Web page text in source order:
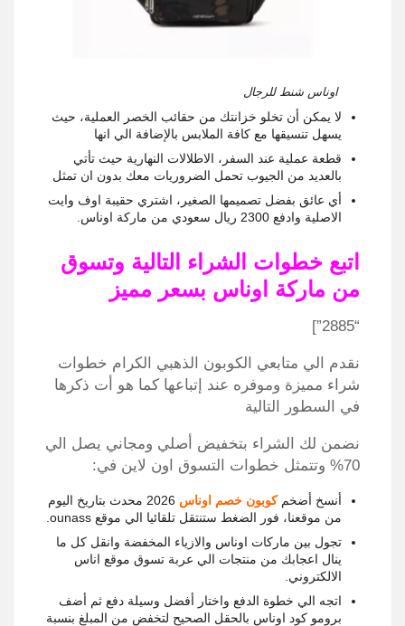
اوناس شنط للرجال
لا يمكن أن تخلو خزانتك من حقائب الخصر العملية، حيث
يسهل تنسيقها مع كافة الملابس بالإضافة الي انها
قطعة عملية عند السفر، الاطلالات النهارية حيث تأتي
بالعديد من الجيوب تحمل الضروريات معك بدون ان تمثل
أي عائق بفضل تصميمها الصغير، اشتري حقيبة اوف وايت
الاصلية وادفع 2300 ريال سعودي من ماركة اوناس.
اتبع خطوات الشراء التالية وتسوق
من ماركة اوناس بسعر مميز
“2885”]
نقدم الي متابعي الكوبون الذهبي الكرام خطوات
شراء مميزة وموفره عند إتباعها كما هو أت ذكرها
في السطور التالية
نضمن لك الشراء بتخفيض أصلي ومجاني يصل الي
70% وتتمثل خطوات التسوق اون لاين في:
أنسخ أضخمكوبون خصم اوناس
2026 محدث بتاريخ اليوم
من موقعنا، فور الضغط ستنتقل تلقائيا الي موقع ounass.
تجول بين ماركات اوناس والازياء المخفضة وانقل كل ما
ينال اعجابك من منتجات الي عربة تسوق موقع اناس
الالكتروني.
اتجه الي خطوة الدفع واختار أفضل وسيلة دفع ثم أضف
برومو كود اوناس بالحقل الصحيح لتخفض من المبلغ بنسبة